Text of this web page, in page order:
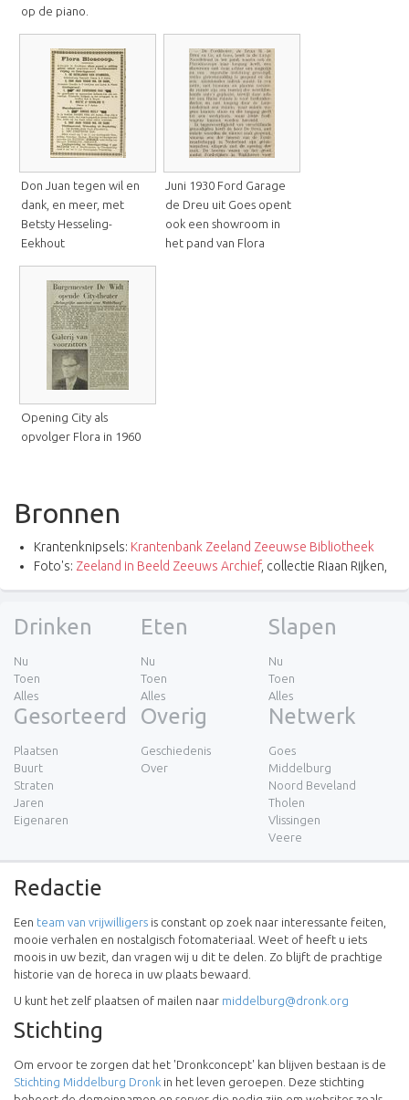
op de piano.
Don Juan tegen wil en
dank, en meer, met
Betsty Hesseling-
Eekhout
Juni 1930 Ford Garage
de Dreu uit Goes opent
ook een showroom in
het pand van Flora
Opening City als
opvolger Flora in 1960
Bronnen
Krantenknipsels: Krantenbank Zeeland Zeeuwse Bibliotheek
Foto's: Zeeland in Beeld Zeeuws Archief, collectie Riaan Rijken,
Drinken
Nu
Toen
Alles
Eten
Nu
Toen
Alles
Slapen
Nu
Toen
Alles
Gesorteerd
Plaatsen
Buurt
Straten
Jaren
Eigenaren
Overig
Geschiedenis
Over
Netwerk
Goes
Middelburg
Noord Beveland
Tholen
Vlissingen
Veere
Redactie
Een team van vrijwilligers is constant op zoek naar interessante feiten,
mooie verhalen en nostalgisch fotomateriaal. Weet of heeft u iets
moois in uw bezit, dan vragen wij u dit te delen. Zo blijft de prachtige
historie van de horeca in uw plaats bewaard.
U kunt het zelf plaatsen of mailen naar middelburg@dronk.org
Stichting
Om ervoor te zorgen dat het 'Dronkconcept' kan blijven bestaan is de
Stichting Middelburg Dronk in het leven geroepen. Deze stichting